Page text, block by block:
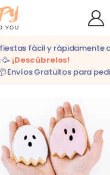
fácil y rápidamente
🥳 ¡Descúbrelos!
Envíos Gratuitos para